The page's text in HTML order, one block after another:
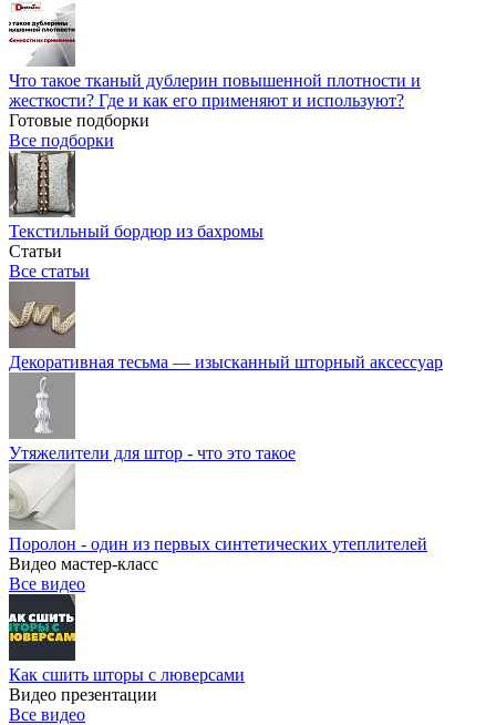
Что такое тканый дублерин повышенной плотности и
жесткости? Где и как его применяют и используют?
Готовые подборки
Все подборки
Текстильный бордюр из бахромы
Статьи
Все статьи
Декоративная тесьма — изысканный шторный аксессуар
Утяжелители для штор - что это такое
Поролон - один из первых синтетических утеплителей
Видео мастер-класс
Все видео
Как сшить шторы с люверсами
Видео презентации
Все видео